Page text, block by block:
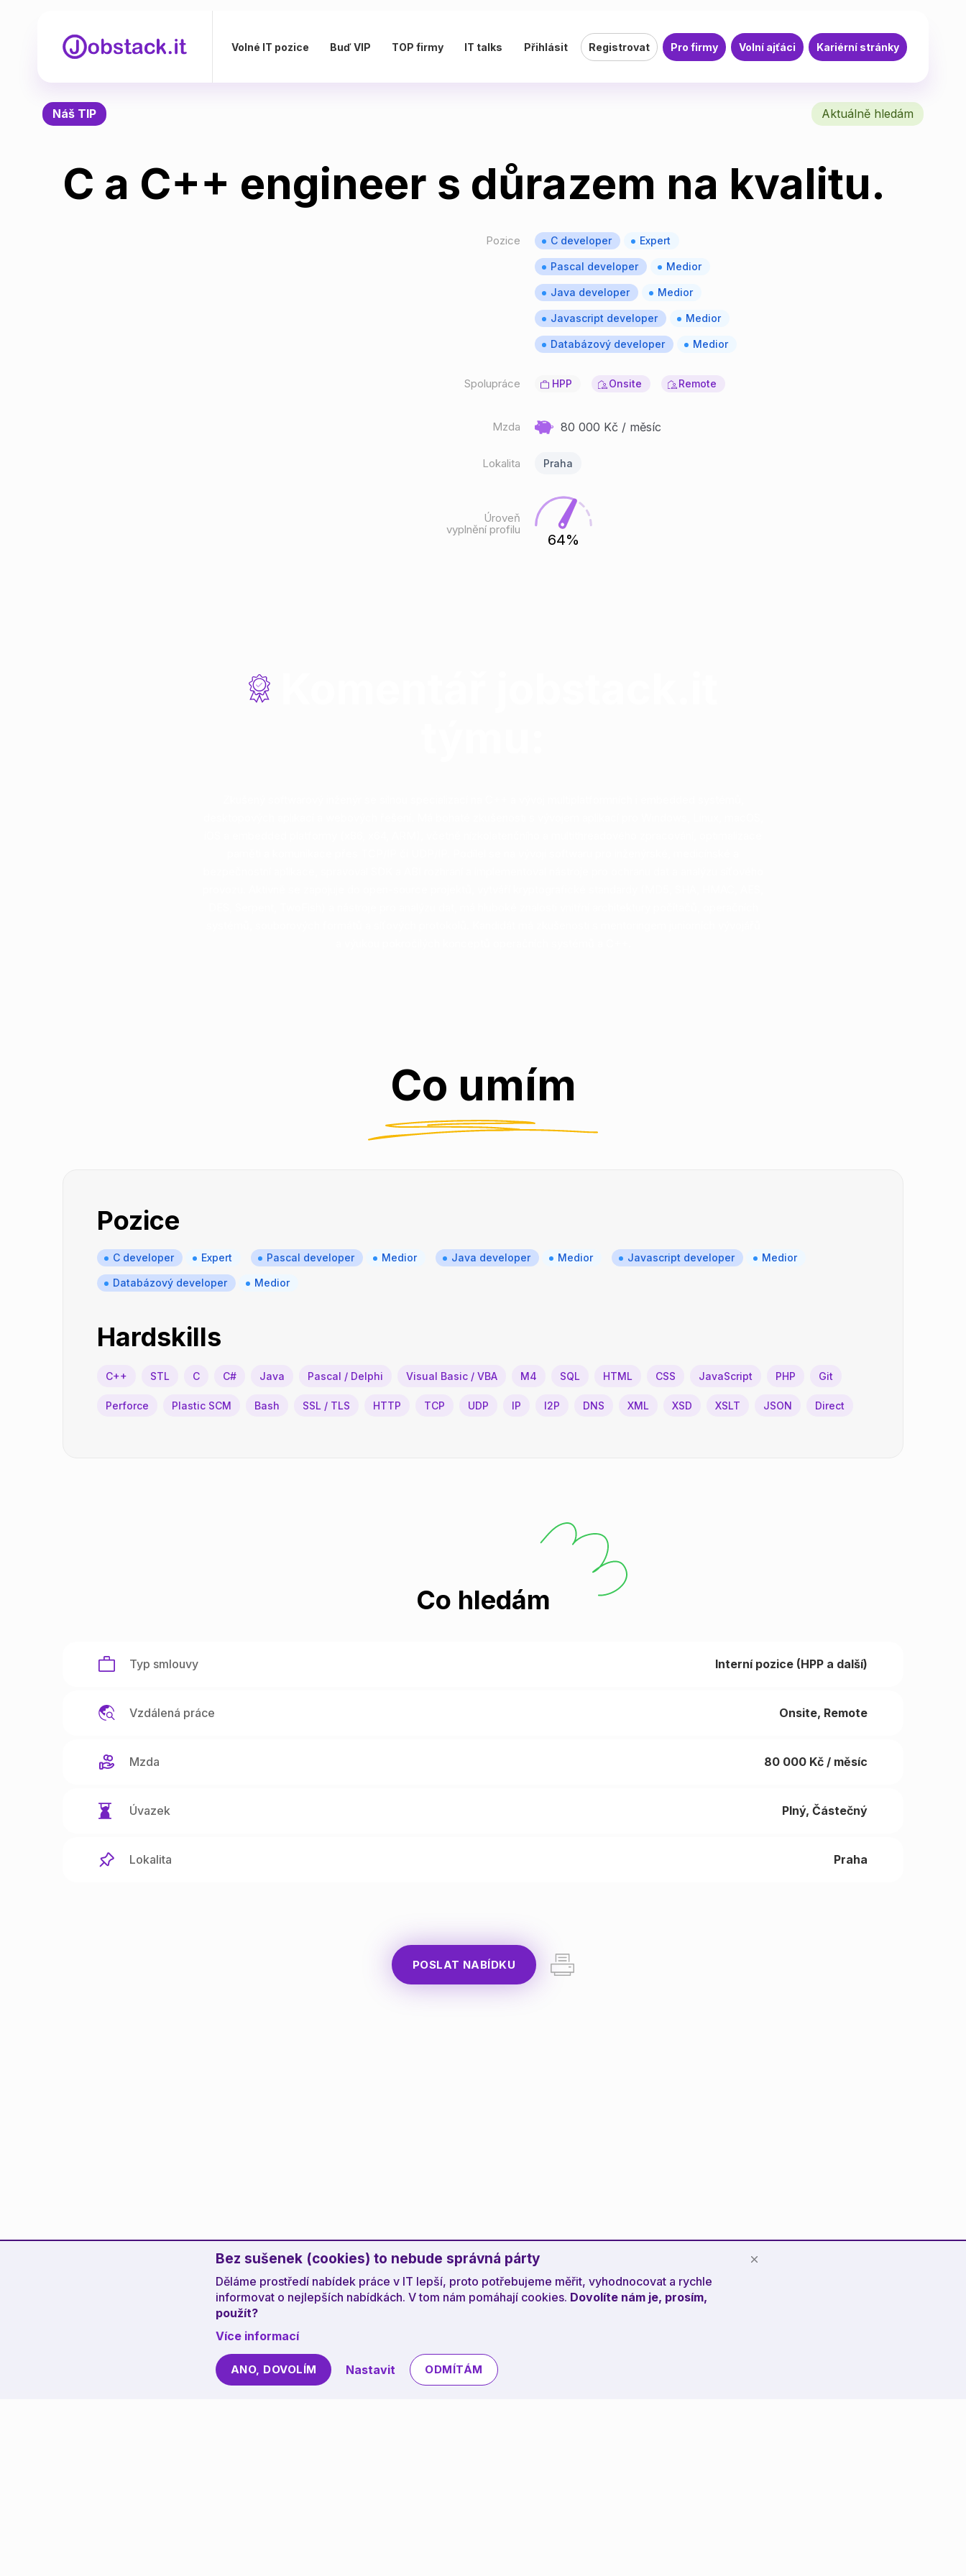
Bez sušenek (cookies) to nebude správná párty
Děláme prostředí nabídek práce v IT lepší, proto potřebujeme měřit, vyhodnocovat a rychle
informovat o nejlepších nabídkách. V tom nám pomáhají cookies. Dovolíte nám je, prosím,
použít?
Více informací
ANO, DOVOLÍM Nastavit ODMÍTÁM
Volné IT pozice Buď VIP TOP firmy IT talks Přihlásit Registrovat Pro firmy Volní ajťáci Kariérní stránky
Náš TIP Aktuálně hledám
C a C++ engineer s důrazem na kvalitu.
Pozice C developer Expert
Pascal developer Medior
Java developer Medior
Javascript developer Medior
Databázový developer Medior
Spolupráce HPP Onsite Remote
Mzda 80 000 Kč / měsíc
Lokalita Praha
Úroveň
vyplnění profilu
64%
Komentář jobstack.it
Co umím
Pozice
C developer Expert Pascal developer Medior Java developer Medior Javascript developer Medior
Databázový developer Medior
Hardskills
C++ STL C C# Java Pascal / Delphi Visual Basic / VBA M4 SQL HTML CSS JavaScript PHP Git
Perforce Plastic SCM Bash SSL / TLS HTTP TCP UDP IP I2P DNS XML XSD XSLT JSON Direct
Co hledám
Typ smlouvy Interní pozice (HPP a další)
Vzdálená práce Onsite, Remote
Mzda 80 000 Kč / měsíc
Úvazek Plný, Částečný
Lokalita Praha
POSLAT NABÍDKU